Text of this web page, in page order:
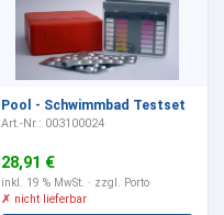
Pool - Schwimmbad Testset
Art.-Nr.: 003100024
28,91 €
inkl. 19 % MwSt. · zzgl. Porto
✗ nicht lieferbar